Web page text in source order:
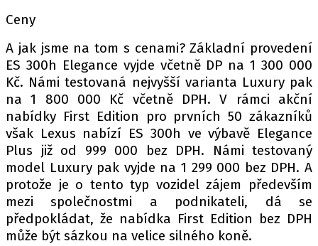
Ceny
A jak jsme na tom s cenami? Základní provedení
ES 300h Elegance vyjde včetně DP na 1 300 000
Kč. Námi testovaná nejvyšší varianta Luxury pak
na 1 800 000 Kč včetně DPH. V rámci akční
nabídky First Edition pro prvních 50 zákazníků
však Lexus nabízí ES 300h ve výbavě Elegance
Plus již od 999 000 bez DPH. Námi testovaný
model Luxury pak vyjde na 1 299 000 bez DPH. A
protože je o tento typ vozidel zájem především
mezi společnostmi a podnikateli, dá se
předpokládat, že nabídka First Edition bez DPH
může být sázkou na velice silného koně.